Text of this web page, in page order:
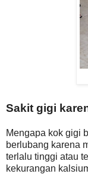
Sakit gigi
Mengapa kok gigi
berlubang karena
terlalu tinggi atau
kekurangan